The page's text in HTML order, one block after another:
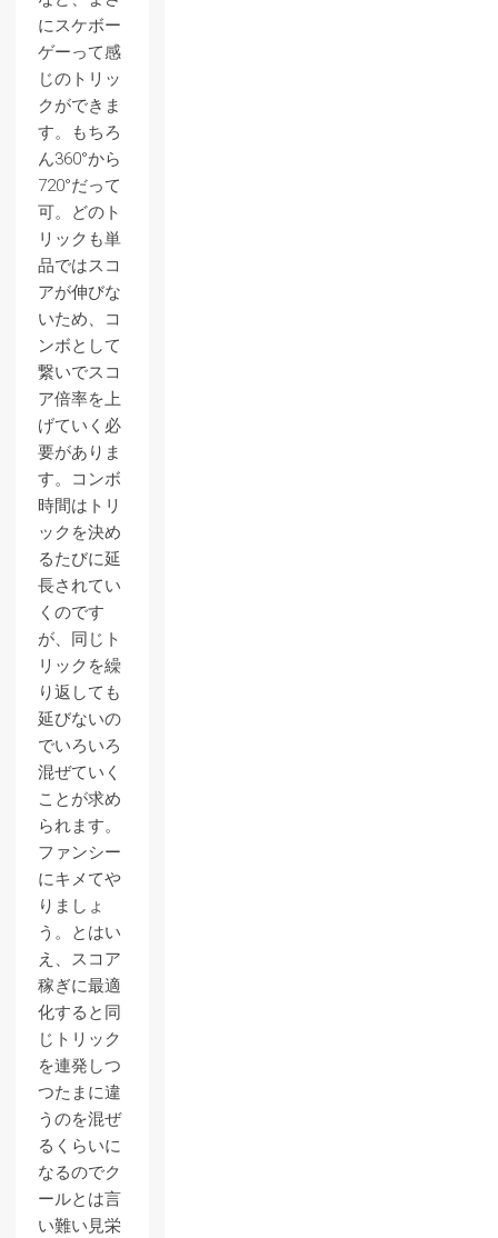
にスケボー
ゲーって感
じのトリッ
クができま
す。もちろ
ん360°から
720°だって
可。どのト
リックも単
品ではスコ
アが伸びな
いため、コ
ンボとして
繋いでスコ
ア倍率を上
げていく必
要がありま
す。コンボ
時間はトリ
ックを決め
るたびに延
長されてい
くのです
が、同じト
リックを繰
り返しても
延びないの
でいろいろ
混ぜていく
ことが求め
られます。
ファンシー
にキメてや
りましょ
う。とはい
え、スコア
稼ぎに最適
化すると同
じトリック
を連発しつ
つたまに違
うのを混ぜ
るくらいに
なるのでク
ールとは言
い難い見栄